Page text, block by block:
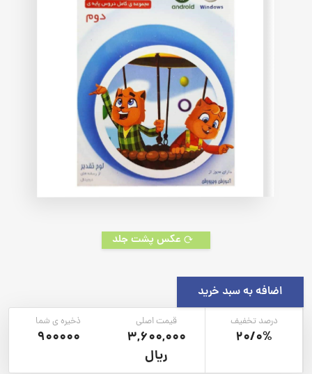
عکس پشت جلد
اضافه به سبد خرید
درصد تخفیف
20/0%
قیمت اصلی
3,600,000
ریال
ذخیره ی شما
900000